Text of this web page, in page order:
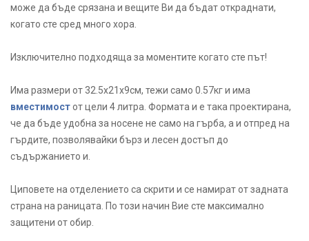
може да бъде срязана и вещите Ви да бъдат откраднати,
когато сте сред много хора.
Изключително подходяща за моментите когато сте път!
Има размери от 32.5х21х9см, тежи само 0.57кг и има
вместимостот цели 4 литра. Формата и е така проектирана,
че да бъде удобна за носене не само на гърба, а и отпред на
гърдите, позволявайки бърз и лесен достъп до
съдържанието и.
Циповете на отделението са скрити и се намират от задната
страна на раницата. По този начин Вие сте максимално
защитени от обир.